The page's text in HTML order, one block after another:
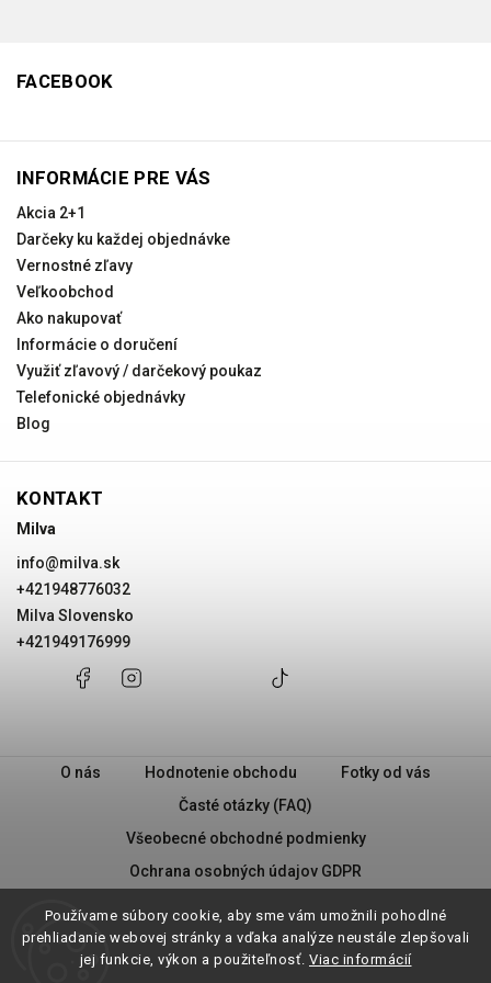
Používame súbory cookie, aby sme vám umožnili pohodlné
prehliadanie webovej stránky a vďaka analýze neustále zlepšovali
jej funkcie, výkon a použiteľnosť. Viac informácií
FACEBOOK
INFORMÁCIE PRE VÁS
Akcia 2+1
Darčeky ku každej objednávke
Vernostné zľavy
Veľkoobchod
Ako nakupovať
Informácie o doručení
Využiť zľavový / darčekový poukaz
Telefonické objednávky
Blog
KONTAKT
Milva
info@milva.sk
+421948776032
Milva Slovensko
+421949176999
+421948776032
Facebook
Slovensko
+421949176999
O nás Hodnotenie obchodu
Fotky od vás
Časté otázky (FAQ)
Všeobecné obchodné podmienky
Ochrana osobných údajov GDPR
Vrátenie tovaru